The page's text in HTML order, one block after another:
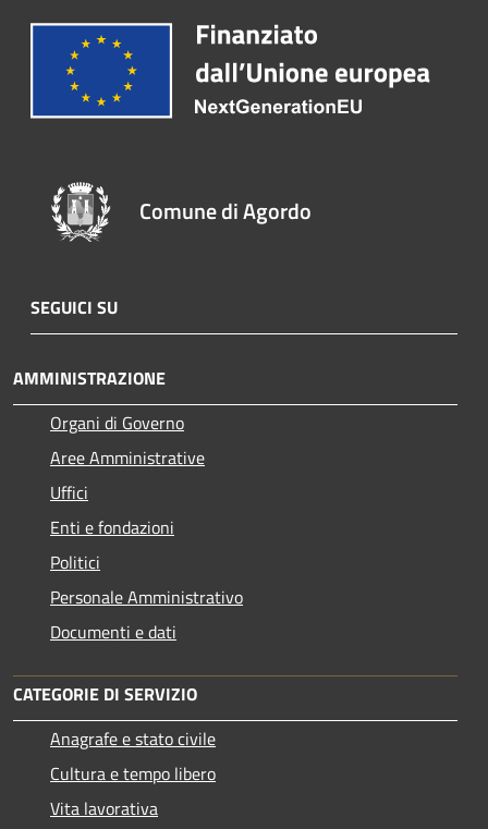
Comune di Agordo
SEGUICI SU
AMMINISTRAZIONE
Organi di Governo
Aree Amministrative
Uffici
Enti e fondazioni
Politici
Personale Amministrativo
Documenti e dati
CATEGORIE DI SERVIZIO
Anagrafe e stato civile
Cultura e tempo libero
Vita lavorativa